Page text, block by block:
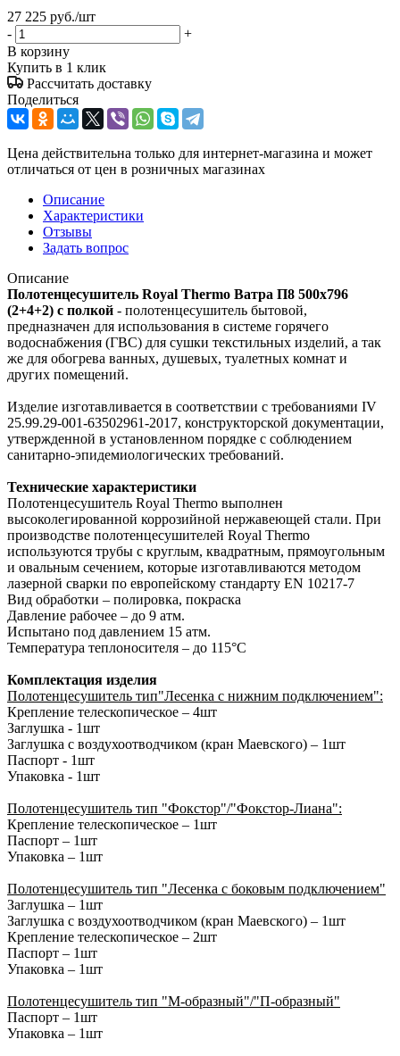
27 225 руб./шт
-
+
В корзину
Купить в 1 клик
Рассчитать доставку
Поделиться
Цена действительна только для интернет-магазина и может
отличаться от цен в розничных магазинах
Описание
Характеристики
Отзывы
Задать вопрос
Описание
Полотенцесушитель Royal Thermo Ватра П8 500х796
(2+4+2) с полкой - полотенцесушитель бытовой,
предназначен для использования в системе горячего
водоснабжения (ГВС) для сушки текстильных изделий, а так
же для обогрева ванных, душевых, туалетных комнат и
других помещений.
Изделие изготавливается в соответствии с требованиями IV
25.99.29-001-63502961-2017, конструкторской документации,
утвержденной в установленном порядке с соблюдением
санитарно-эпидемиологических требований.
Технические характеристики
Полотенцесушитель Royal Thermo выполнен
высоколегированной коррозийной нержавеющей стали. При
производстве полотенцесушителей Royal Thermo
используются трубы с круглым, квадратным, прямоугольным
и овальным сечением, которые изготавливаются методом
лазерной сварки по европейскому стандарту EN 10217-7
Вид обработки – полировка, покраска
Давление рабочее – до 9 атм.
Испытано под давлением 15 атм.
Температура теплоносителя – до 115°С
Комплектация изделия
Полотенцесушитель тип"Лесенка с нижним подключением":
Крепление телескопическое – 4шт
Заглушка - 1шт
Заглушка с воздухоотводчиком (кран Маевского) – 1шт
Паспорт - 1шт
Упаковка - 1шт
Полотенцесушитель тип "Фокстор"/"Фокстор-Лиана":
Крепление телескопическое – 1шт
Паспорт – 1шт
Упаковка – 1шт
Полотенцесушитель тип "Лесенка с боковым подключением"
Заглушка – 1шт
Заглушка с воздухоотводчиком (кран Маевского) – 1шт
Крепление телескопическое – 2шт
Паспорт – 1шт
Упаковка – 1шт
Полотенцесушитель тип "М-образный"/"П-образный"
Паспорт – 1шт
Упаковка – 1шт